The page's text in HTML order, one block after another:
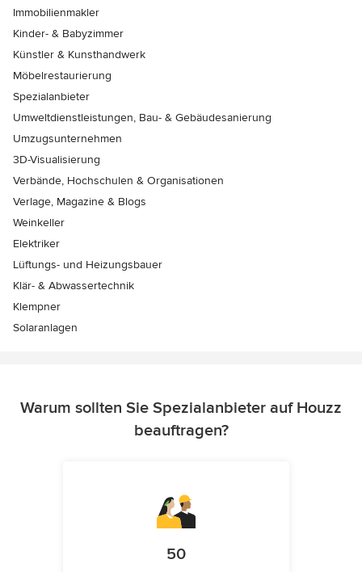
Immobilienmakler
Kinder- & Babyzimmer
Künstler & Kunsthandwerk
Möbelrestaurierung
Spezialanbieter
Umweltdienstleistungen, Bau- & Gebäudesanierung
Umzugsunternehmen
3D-Visualisierung
Verbände, Hochschulen & Organisationen
Verlage, Magazine & Blogs
Weinkeller
Elektriker
Lüftungs- und Heizungsbauer
Klär- & Abwassertechnik
Klempner
Solaranlagen
Warum sollten Sie Spezialanbieter auf Houzz
beauftragen?
50